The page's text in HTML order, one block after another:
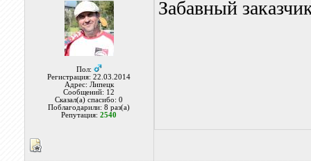
Пол:
Регистрация: 22.03.2014
Адрес: Липецк
Сообщений: 12
Сказал(а) спасибо: 0
Поблагодарили: 8 раз(а)
Репутация:2540
Забавный